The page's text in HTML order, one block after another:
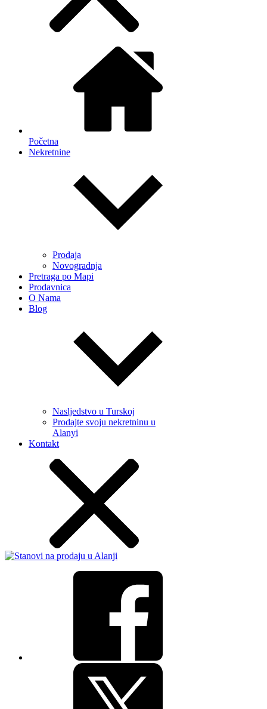
Početna
Nekretnine
Prodaja
Novogradnja
Pretraga po Mapi
Prodavnica
O Nama
Blog
Nasljedstvo u Turskoj
Prodajte svoju nekretninu u
Alanyi
Kontakt